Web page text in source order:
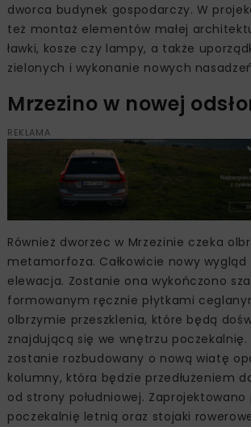
dworca budynek gospodarczy. W
też montaż elementów małej
ławki, kosze czy lampy, a także
zielonych i wykonanie nowych
Mrzezino w nowej
REKLAMA
Również dworzec w Mrzezinie czeka
metamorfoza. Całkowicie nowy wygląd
elewacja. Zostanie ona wykończono
formowanym ręcznie płytkami
olbrzymie przeszklenia, które będą
znajdującą się we wnętrzu poczekalnię.
zostanie rozbudowany o nową wiatę
kolumny, która będzie przedłużeniem
od strony południowej. Zaprojektowano
poczekalnię letnią oraz stojaki